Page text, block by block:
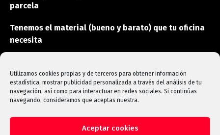
Utilizamos cookies propias y de terceros para obtener información
estadística, mostrar publicidad personalizada a través del análisis de tu
navegación, así como para interactuar en redes sociales. Si continúas
navegando, consideramos que aceptas nuestra.
Aceptar cookies
parcela
Tenemos el material (bueno y barato) que tu oficina
necesita
rehabilitación
Copyright © 2025 SOINVA S.L. Todos los derechos reservados -